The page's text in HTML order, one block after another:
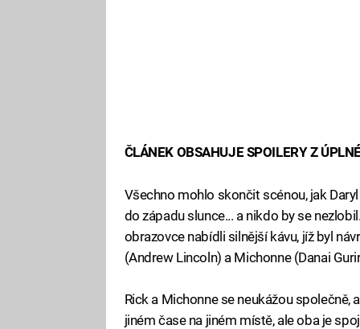
ČLÁNEK OBSAHUJE SPOILERY Z
Všechno mohlo skončit scénou, jak
do západu slunce... a nikdo by se
obrazovce nabídli silnější kávu, jíž byl
(Andrew Lincoln) a Michonne (Danai
Rick a Michonne se neukážou společně,
jiném čase na jiném místě, ale oba je